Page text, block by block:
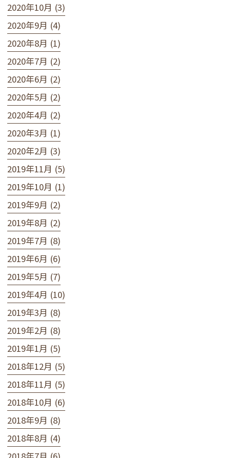
2020年10月 (3)
2020年9月 (4)
2020年8月 (1)
2020年7月 (2)
2020年6月 (2)
2020年5月 (2)
2020年4月 (2)
2020年3月 (1)
2020年2月 (3)
2019年11月 (5)
2019年10月 (1)
2019年9月 (2)
2019年8月 (2)
2019年7月 (8)
2019年6月 (6)
2019年5月 (7)
2019年4月 (10)
2019年3月 (8)
2019年2月 (8)
2019年1月 (5)
2018年12月 (5)
2018年11月 (5)
2018年10月 (6)
2018年9月 (8)
2018年8月 (4)